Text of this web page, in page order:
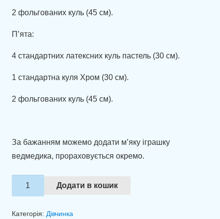
2 фольгованих куль (45 см).
П’ята:
4 стандартних латексних куль пастель (30 см).
1 стандартна куля Хром (30 см).
2 фольгованих куль (45 см).
За бажанням можемо додати м’яку іграшку
ведмедика, прораховується окремо.
Ніжне
оформлення
Додати в кошик
Категорія: Дівчинка